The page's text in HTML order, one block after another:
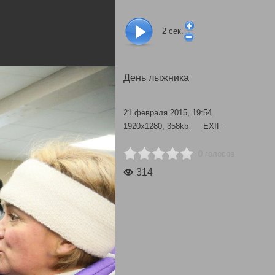
2 сек.
День лыжника
21 февраля 2015, 19:54
1920x1280, 358kb
EXIF
314